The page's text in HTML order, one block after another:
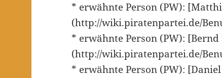
* erwähnte Person (PW):
(http://wiki.piratenpartei.de/
* erwähnte Person (PW): [Bernd
(http://wiki.piratenpartei.de/
* erwähnte Person (PW):